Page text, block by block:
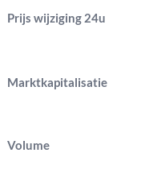
Prijs wijziging 24u
Marktkapitalisatie
Volume